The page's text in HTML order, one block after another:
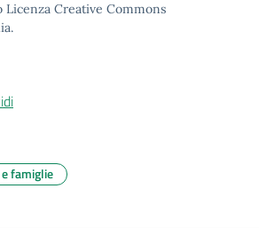
Creative Commons
famiglie